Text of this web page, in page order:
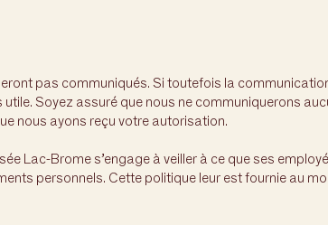
pas communiqués. Si toutefois la
Soyez assuré que nous ne communiquerons
nous ayons reçu votre autorisation.
Lac-Brome s’engage à veiller à ce que ses
personnels. Cette politique leur est fournie au